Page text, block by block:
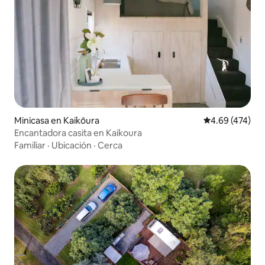
Minicasa en Kaikōura Calificación
4.69 (474)
Encantadora casita en Kaikoura
Familiar · Ubicación · Cerca